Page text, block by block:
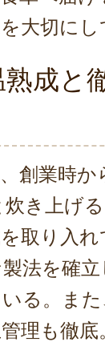
大切に
成と
創業時
き上げ
取り入
法を確
る。ま
理も徹